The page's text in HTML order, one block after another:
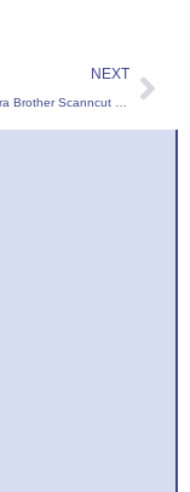
NEXT